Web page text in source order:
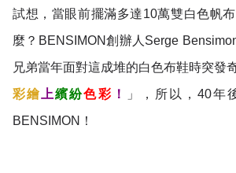
試想，當眼前擺滿多達10萬雙白色帆
麼？BENSIMON創辦人Serge
兄弟當年面對這成堆的白色布鞋時突發
彩繪 上繽紛色彩 ！
」，所以，40年
BENSIMON！